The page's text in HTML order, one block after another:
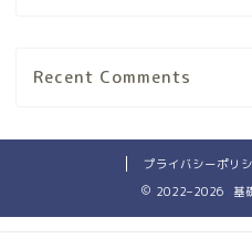
Recent Comments
プライバシーポリ
2022–2026 基